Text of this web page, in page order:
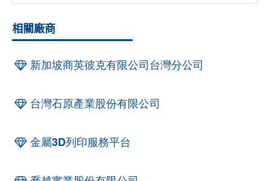
相關廠商
新加坡商英彼克有限公司台灣分公司
台灣石原產業股份有限公司
金屬3D列印服務平台